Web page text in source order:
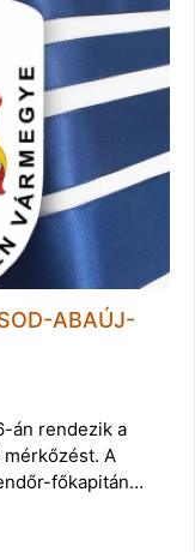
ABAÚJ-
án rendezik a
mérkőzést. A
főkapitán…